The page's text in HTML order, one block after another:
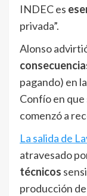
INDEC es
privada”.
Alonso
pagando) en
Confío en que
comenzó a
La salida de
atravesado
técnicos
producción